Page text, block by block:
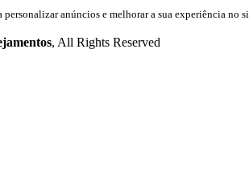
personalizar anúncios e melhorar a sua experiência no
, All Rights Reserved